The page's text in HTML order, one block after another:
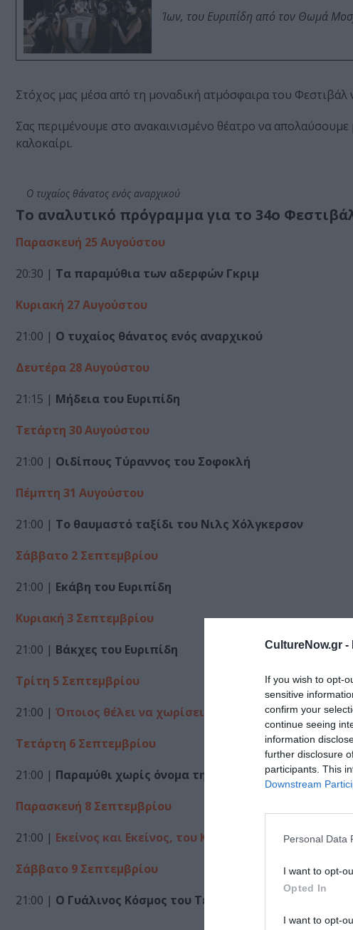
CultureNow.gr -
If you wish to opt-
sensitive
confirm your
continue seeing
information
further disclosure
participants. This
Downstream
Personal Data
I want to opt-
Opted In
I want to opt-
Ίων, του Ευριπίδη από τον Θωμά
Στόχος μας μέσα από τη μοναδική ατμόσφαιρα του
Σας περιμένουμε στο ανακαινισμένο θέατρο να απολαύσουμε
καλοκαίρι.
Ο τυχαίος θάνατος ενός αναρχικού
Το αναλυτικό πρόγραμμα για το 34ο
Παρασκευή 25 Αυγούστου
20:30 | Τα παραμύθια των αδερφών Γκριμ
Κυριακή 27 Αυγούστου
21:00 | Ο τυχαίος θάνατος ενός αναρχικού
Δευτέρα 28 Αυγούστου
21:15 | Μήδεια του Ευριπίδη
Τετάρτη 30 Αυγούστου
21:00 | Οιδίπους Τύραννος του Σοφοκλή
Πέμπτη 31 Αυγούστου
21:00 | Το θαυμαστό ταξίδι του Νιλς Χόλγκερσον
Σάββατο 2 Σεπτεμβρίου
21:00 | Εκάβη του Ευριπίδη
Κυριακή 3 Σεπτεμβρίου
21:00 | Βάκχες του Ευριπίδη
Τρίτη 5 Σεπτεμβρίου
21:00 | Όποιος θέλει να χωρίσει… να σηκώσει το χέρι
Τετάρτη 6 Σεπτεμβρίου
21:00 | Παραμύθι χωρίς όνομα της Πηνελόπης Δέλτα
Παρασκευή 8 Σεπτεμβρίου
21:00 | Εκείνος και Εκείνος, του Κώστα Μουρσελά
Σάββατο 9 Σεπτεμβρίου
21:00 | Ο Γυάλινος Κόσμος του Tενεσί Ουίλλιαμς